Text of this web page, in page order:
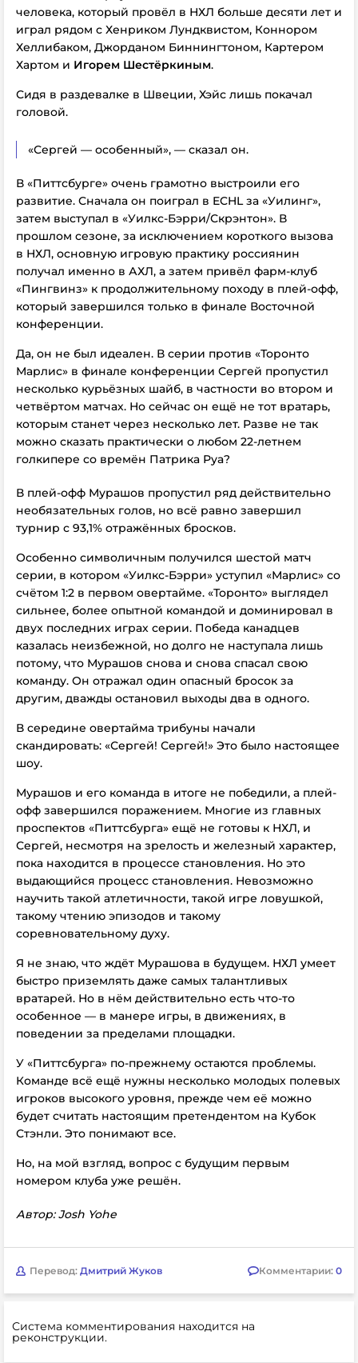
человека, который провёл в НХЛ больше десяти лет и
играл рядом с Хенриком Лундквистом, Коннором
Хеллибаком, Джорданом Биннингтоном, Картером
Хартом и Игорем Шестёркиным.
Сидя в раздевалке в Швеции, Хэйс лишь покачал
головой.
«Сергей — особенный», — сказал он.
В «Питтсбурге» очень грамотно выстроили его
развитие. Сначала он поиграл в ECHL за «Уилинг»,
затем выступал в «Уилкс-Бэрри/Скрэнтон». В
прошлом сезоне, за исключением короткого вызова
в НХЛ, основную игровую практику россиянин
получал именно в АХЛ, а затем привёл фарм-клуб
«Пингвинз» к продолжительному походу в плей-офф,
который завершился только в финале Восточной
конференции.
Да, он не был идеален. В серии против «Торонто
Марлис» в финале конференции Сергей пропустил
несколько курьёзных шайб, в частности во втором и
четвёртом матчах. Но сейчас он ещё не тот вратарь,
которым станет через несколько лет. Разве не так
можно сказать практически о любом 22-летнем
голкипере со времён Патрика Руа?
В плей-офф Мурашов пропустил ряд действительно
необязательных голов, но всё равно завершил
турнир с 93,1% отражённых бросков.
Особенно символичным получился шестой матч
серии, в котором «Уилкс-Бэрри» уступил «Марлис» со
счётом 1:2 в первом овертайме. «Торонто» выглядел
сильнее, более опытной командой и доминировал в
двух последних играх серии. Победа канадцев
казалась неизбежной, но долго не наступала лишь
потому, что Мурашов снова и снова спасал свою
команду. Он отражал один опасный бросок за
другим, дважды остановил выходы два в одного.
В середине овертайма трибуны начали
скандировать: «Сергей! Сергей!» Это было настоящее
шоу.
Мурашов и его команда в итоге не победили, а плей-
офф завершился поражением. Многие из главных
проспектов «Питтсбурга» ещё не готовы к НХЛ, и
Сергей, несмотря на зрелость и железный характер,
пока находится в процессе становления. Но это
выдающийся процесс становления. Невозможно
научить такой атлетичности, такой игре ловушкой,
такому чтению эпизодов и такому
соревновательному духу.
Я не знаю, что ждёт Мурашова в будущем. НХЛ умеет
быстро приземлять даже самых талантливых
вратарей. Но в нём действительно есть что-то
особенное — в манере игры, в движениях, в
поведении за пределами площадки.
У «Питтсбурга» по-прежнему остаются проблемы.
Команде всё ещё нужны несколько молодых полевых
игроков высокого уровня, прежде чем её можно
будет считать настоящим претендентом на Кубок
Стэнли. Это понимают все.
Но, на мой взгляд, вопрос с будущим первым
номером клуба уже решён.
Автор: Josh Yohe
Перевод: Дмитрий Жуков Комментарии: 0
Система комментирования находится на
реконструкции.